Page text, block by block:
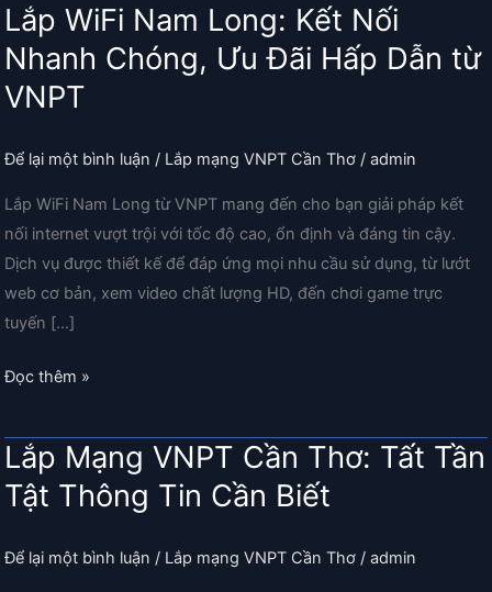
Lắp WiFi Nam Long: Kết Nối
Nhanh Chóng, Ưu Đãi Hấp Dẫn từ
VNPT
Để lại một bình luận / Lắp mạng VNPT Cần Thơ / admin
Lắp WiFi Nam Long từ VNPT mang đến cho bạn giải pháp kết
nối internet vượt trội với tốc độ cao, ổn định và đáng tin cậy.
Dịch vụ được thiết kế để đáp ứng mọi nhu cầu sử dụng, từ lướt
web cơ bản, xem video chất lượng HD, đến chơi game trực
tuyến […]
Lắp
Nam
Long:
Kết
Nhanh
Đọc thêm »
Lắp Mạng VNPT Cần Thơ: Tất Tần
Tật Thông Tin Cần Biết
Để lại một bình luận / Lắp mạng VNPT Cần Thơ / admin